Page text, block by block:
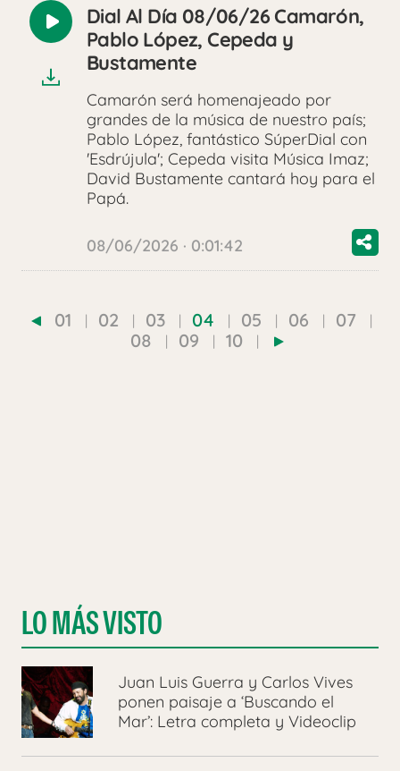
Reproducir
audio
Dial Al Día 08/06/26 Camarón,
Pablo López, Cepeda y
Bustamente
Camarón será homenajeado por
grandes de la música de nuestro país;
Pablo López, fantástico SúperDial con
'Esdrújula'; Cepeda visita Música Imaz;
David Bustamente cantará hoy para el
Papá.
08/06/2026 · 0:01:42
01 02 03 04 05 06
07
08
09 10
LO MÁS VISTO
Juan Luis Guerra y Carlos Vives
ponen paisaje a ‘Buscando el
Mar’: Letra completa y Videoclip